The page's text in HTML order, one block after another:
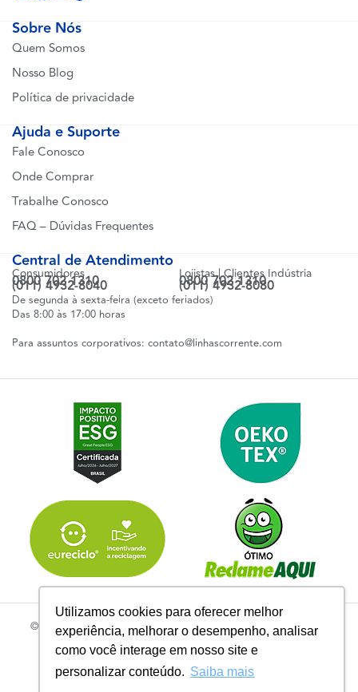
Utilizamos cookies para oferecer melhor
experiência, melhorar o desempenho, analisar
como você interage em nosso site e
personalizar conteúdo. Saiba mais
Sobre Nós
Quem Somos
Nosso Blog
Política de privacidade
Ajuda e Suporte
Fale Conosco
Onde Comprar
Trabalhe Conosco
FAQ – Dúvidas Frequentes
Central de Atendimento
Consumidores
0800 702 1310
(011) 4932-8040
Lojistas | Clientes Indústria
0800 702 1310
(011) 4932-8080
De segunda à sexta-feira (exceto feriados)
Das 8:00 às 17:00 horas
Para assuntos corporativos: contato@linhascorrente.com
© 2026 | Todos os Direitos Reservados Linhas Corrente - CNPJ
61.148.052/0001-02
R. do Manifesto, 705 - Ipiranga, São Paulo - SP, 04209-000